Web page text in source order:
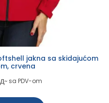
jakna sa skidajućom
crvena
~ sa PDV-om